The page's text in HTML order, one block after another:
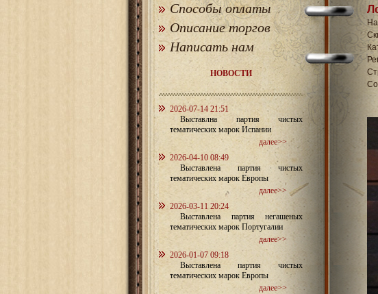
Способы оплаты
Описание торгов
Написать нам
НОВОСТИ
2026-07-14 21:51
Выставлна партия чистых
тематических марок Испании
далее>>
2026-04-10 08:49
Выставлена партия чистых
тематических марок Европы
далее>>
2026-03-11 20:24
Выставлена партия негашеных
тематических марок Португалии
далее>>
2026-01-07 09:18
Выставлена партия чистых
тематических марок Европы
далее>>